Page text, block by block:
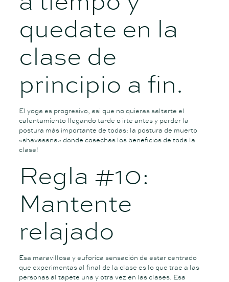
quedate en la
clase de
principio a fin.
El yoga es progresivo, asi que no quieras saltarte el
calentamiento llegando tarde o irte antes y perder la
postura más importante de todas: la postura de muerto
«shavasana» donde cosechas los beneficios de toda la
clase!
Regla #10:
Mantente
relajado
Esa maravillosa y euforica sensación de estar centrado
que experimentas al final de la clase es lo que trae a las
personas al tapete una y otra vez en las clases. Esa